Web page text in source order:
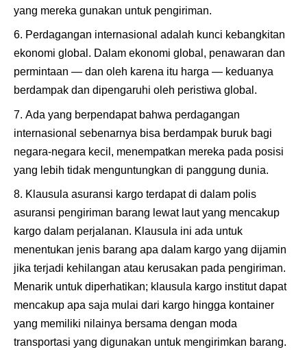
yang mereka gunakan untuk pengiriman.
Perdagangan internasional adalah kunci kebangkitan
ekonomi global. Dalam ekonomi global, penawaran dan
permintaan — dan oleh karena itu harga — keduanya
berdampak dan dipengaruhi oleh peristiwa global.
Ada yang berpendapat bahwa perdagangan
internasional sebenarnya bisa berdampak buruk bagi
negara-negara kecil, menempatkan mereka pada posisi
yang lebih tidak menguntungkan di panggung dunia.
Klausula asuransi kargo terdapat di dalam polis
asuransi pengiriman barang lewat laut yang mencakup
kargo dalam perjalanan. Klausula ini ada untuk
menentukan jenis barang apa dalam kargo yang dijamin
jika terjadi kehilangan atau kerusakan pada pengiriman.
Menarik untuk diperhatikan; klausula kargo institut dapat
mencakup apa saja mulai dari kargo hingga kontainer
yang memiliki nilainya bersama dengan moda
transportasi yang digunakan untuk mengirimkan barang.